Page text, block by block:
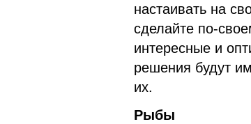
настаивать на
сделайте по-
интересные и
решения будут
их.
Рыбы